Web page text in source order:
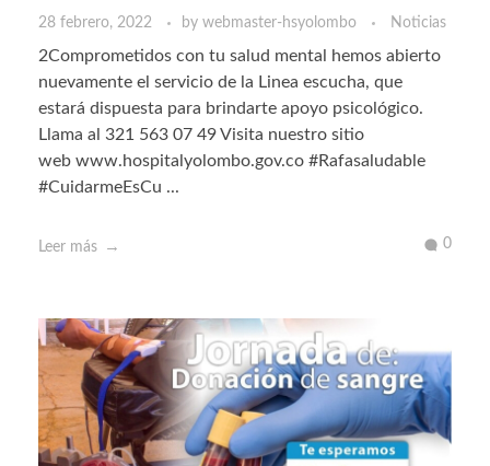
28 febrero, 2022 by webmaster-hsyolombo Noticias
2Comprometidos con tu salud mental hemos abierto
nuevamente el servicio de la Linea escucha, que
estará dispuesta para brindarte apoyo psicológico.
Llama al 321 563 07 49 Visita nuestro sitio
web www.hospitalyolombo.gov.co #Rafasaludable
#CuidarmeEsCu ...
Leer más 0